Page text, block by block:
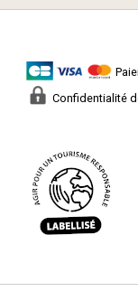
Confidentialité